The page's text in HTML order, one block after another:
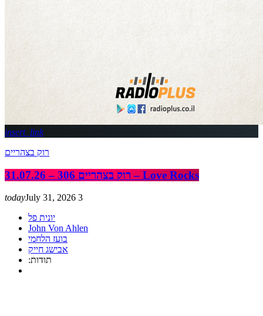
insert_link
רוק בצהריים
רוק בצהריים 306 – 31.07.26 – Love Rocks
todayJuly 31, 2026 3
יונית פל
John Von Ahlen
בועז הלחמי
אבישג חייק
:תודות